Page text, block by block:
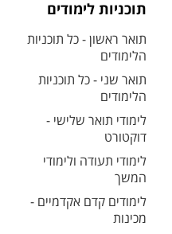
תוכניות לימודים
תואר ראשון - כל תוכניות
הלימודים
תואר שני - כל תוכניות
הלימודים
לימודי תואר שלישי -
דוקטורט
לימודי תעודה ולימודי
המשך
לימודים קדם אקדמיים -
מכינות